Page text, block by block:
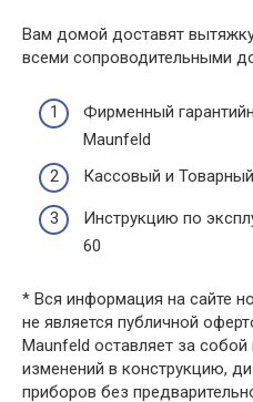
Вам домой доставят
всеми сопроводительными
Фирменный
Maunfeld
Кассовый и
Инструкцию по
60
* Вся информация на сайте
не является публичной
Maunfeld оставляет за собой
изменений в конструкцию,
приборов без